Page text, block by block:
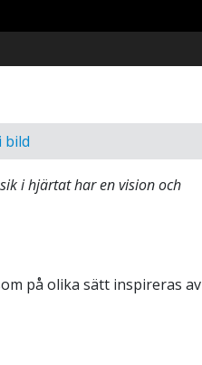
bild
i hjärtat har en vision och
på olika sätt inspireras av